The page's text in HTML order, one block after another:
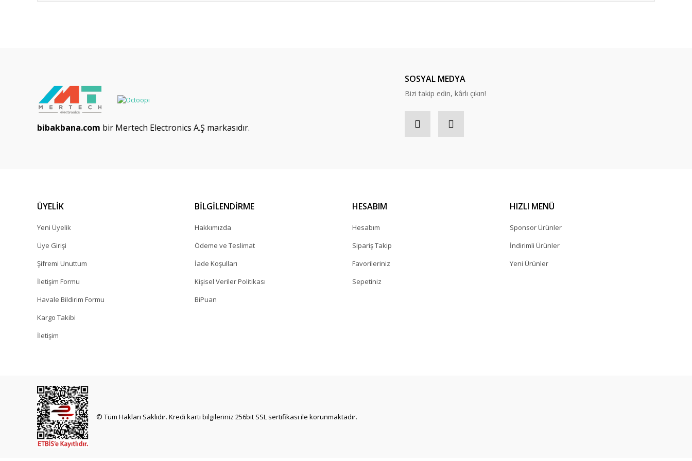
bibakbana.com bir Mertech Electronics A.Ş markasıdır.
SOSYAL MEDYA
Bizi takip edin, kârlı çıkın!
ÜYELİK
Yeni Üyelik
Üye Girişi
Şifremi Unuttum
İletişim Formu
Havale Bildirim Formu
Kargo Takibi
İletişim
BİLGİLENDİRME
Hakkımızda
Ödeme ve Teslimat
İade Koşulları
Kişisel Veriler Politikası
BiPuan
HESABIM
Hesabım
Sipariş Takip
Favorileriniz
Sepetiniz
HIZLI MENÜ
Sponsor Ürünler
İndirimli Ürünler
Yeni Ürünler
© Tüm Hakları Saklıdır. Kredi kartı bilgileriniz 256bit SSL sertifikası ile korunmaktadır.